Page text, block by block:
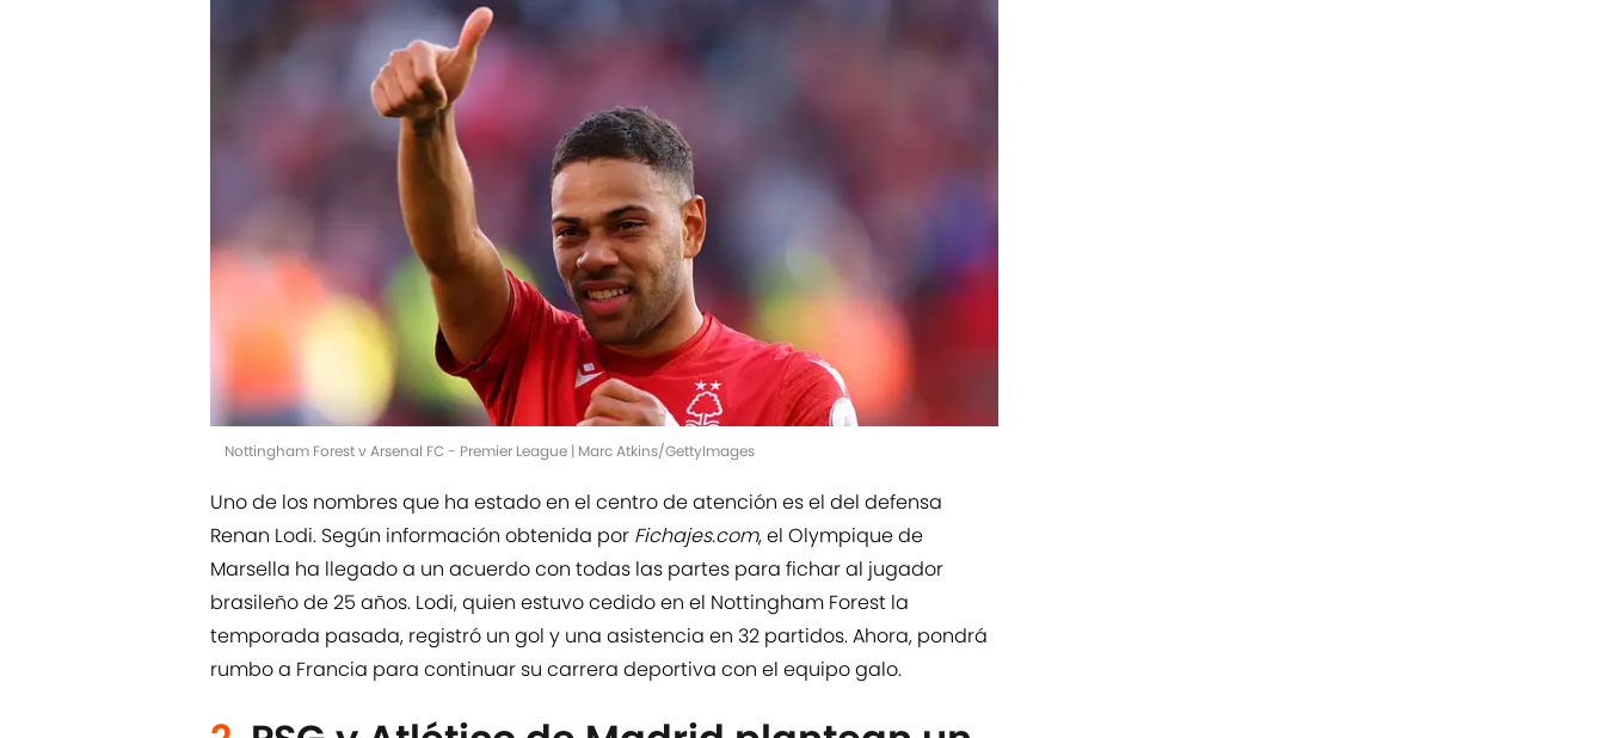
Nottingham Forest v Arsenal FC - Premier League | Marc Atkins/GettyImages
Uno de los nombres que ha estado en el centro de atención es el del defensa
Renan Lodi. Según información obtenida por Fichajes.com, el Olympique de
Marsella ha llegado a un acuerdo con todas las partes para fichar al jugador
brasileño de 25 años. Lodi, quien estuvo cedido en el Nottingham Forest la
temporada pasada, registró un gol y una asistencia en 32 partidos. Ahora, pondrá
rumbo a Francia para continuar su carrera deportiva con el equipo galo.